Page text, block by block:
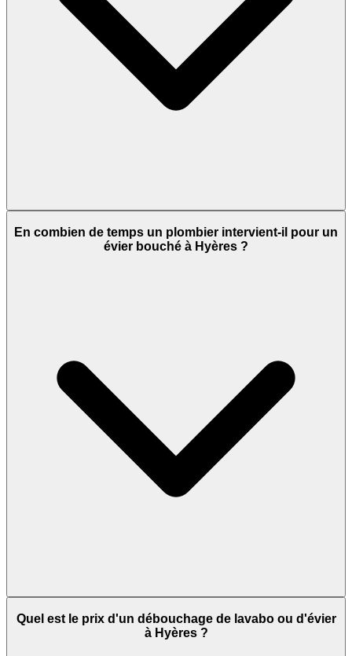
En combien de temps un plombier intervient-il pour un
évier bouché à Hyères ?
Quel est le prix d'un débouchage de lavabo ou d'évier
à Hyères ?